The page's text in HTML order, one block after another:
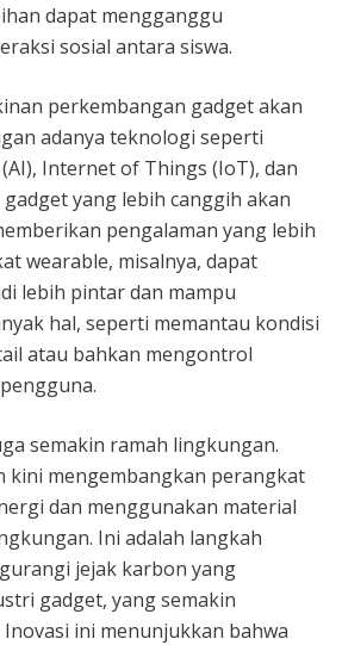
dapat mengganggu
sosial antara siswa.
perkembangan gadget akan
adanya teknologi seperti
Internet of Things (IoT), dan
yang lebih canggih akan
pengalaman yang lebih
wearable, misalnya, dapat
lebih pintar dan mampu
hal, seperti memantau kondisi
atau bahkan mengontrol
semakin ramah lingkungan.
kini mengembangkan perangkat
dan menggunakan material
Ini adalah langkah
jejak karbon yang
gadget, yang semakin
ini menunjukkan bahwa